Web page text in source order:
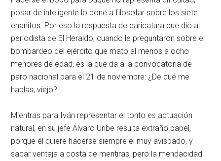
posar de inteligente lo pone a filosofar sobre los siete
enanitos. Por eso la respuesta de caricatura que dio al
periodista de El Heraldo, cuando le preguntaron sobre el
bombardeo del ejército que mato al menos a ocho
menores de edad, es la que da a la convocatoria de
paro nacional para el 21 de noviembre: ¿De qué me
hablas, viejo?
Mientras para Iván representar el tonto es actuación
natural, en su jefe Álvaro Uribe resulta extraño papel,
porque él quiere hacerse siempre el muy avispado, y
sacar ventaja a costa de mentiras, pero la mendacidad